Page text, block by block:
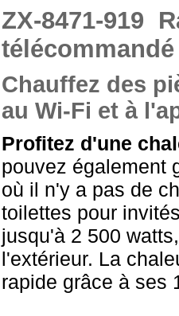
ZX-8471-919
Chauffez des
au Wi-Fi et à
Profitez d'une
pouvez également
où il n'y a pas de
toilettes pour
jusqu'à 2 500
l'extérieur. La
rapide grâce à ses